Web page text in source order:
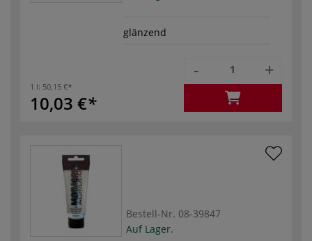
glänzend
1 l: 50,15 €
10,03 €
- +
Bestell-Nr. 08-39847
Auf Lager.